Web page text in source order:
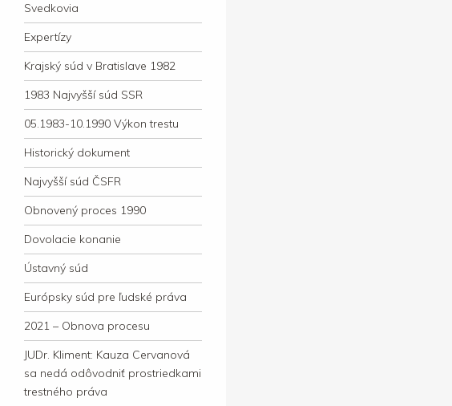
Svedkovia
Expertízy
Krajský súd v Bratislave 1982
1983 Najvyšší súd SSR
05.1983-10.1990 Výkon trestu
Historický dokument
Najvyšší súd ČSFR
Obnovený proces 1990
Dovolacie konanie
Ústavný súd
Európsky súd pre ľudské práva
2021 – Obnova procesu
JUDr. Kliment: Kauza Cervanová
sa nedá odôvodniť prostriedkami
trestného práva